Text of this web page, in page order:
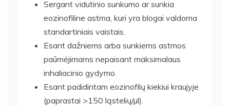
Sergant vidutinio sunkumo ar sunkia
eozinofiline astma, kuri yra blogai valdoma
standartiniais vaistais.
Esant dažniems arba sunkiems astmos
paūmėjimams nepaisant maksimalaus
inhaliacinio gydymo.
Esant padidintam eozinofilų kiekiui kraujyje
(paprastai >150 ląstelių/µl).